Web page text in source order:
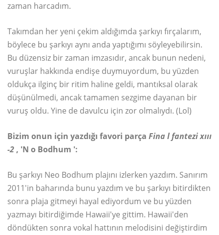
zaman harcadım.
Takımdan her yeni çekim aldığımda şarkıyı fırçalarım,
böylece bu şarkıyı aynı anda yaptığımı söyleyebilirsin.
Bu düzensiz bir zaman imzasıdır, ancak bunun nedeni,
vuruşlar hakkında endişe duymuyordum, bu yüzden
oldukça ilginç bir ritim haline geldi, mantıksal olarak
düşünülmedi, ancak tamamen sezgime dayanan bir
vuruş oldu. Yine de davulcu için zor olmalıydı. (Lol)
Bizim onun için yazdığı favori parça Fina l fantezi xııı
-2 , 'N o Bodhum ':
Bu şarkıyı Neo Bodhum plajını izlerken yazdım. Sanırım
2011'in baharında bunu yazdım ve bu şarkıyı bitirdikten
sonra plaja gitmeyi hayal ediyordum ve bu yüzden
yazmayı bitirdiğimde Hawaii'ye gittim. Hawaii'den
döndükten sonra vokal hattının melodisini değiştirdim